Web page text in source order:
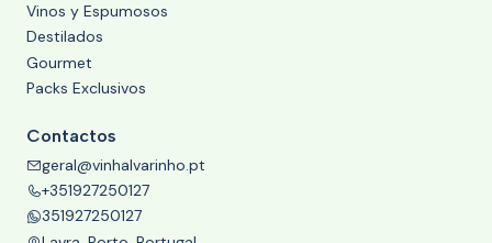
Vinos y Espumosos
Destilados
Gourmet
Packs Exclusivos
Contactos
geral@vinhalvarinho.pt
+351927250127
351927250127